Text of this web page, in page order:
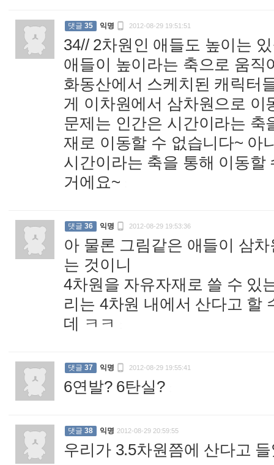
댓글 35 익명  2012-08-29 19:51:51
34// 2차원인 애들도 높이는
애들이 높이라는 축으로 움직
화동산에서 스케치된 캐릭터
게 이차원에서 삼차원으로 이
문제는 인간은 시간이라는
재로 이동할 수 없습니다~ 아
시간이라는 축을 통해 이동할
거에요~
댓글 36 익명  2012-08-29 19:53:36
아 물론 그림같은 애들이 삼
는 것이니
4차원을 자유자재로 쓸 수 있
리는 4차원 내에서 산다고 할
데 ㅋㅋ
댓글 37 익명  2012-08-29 19:55:41
6연발? 6탄실?
댓글 38 익명 2012-08-29 20:59:55
우리가 3.5차원쯤에 산다고